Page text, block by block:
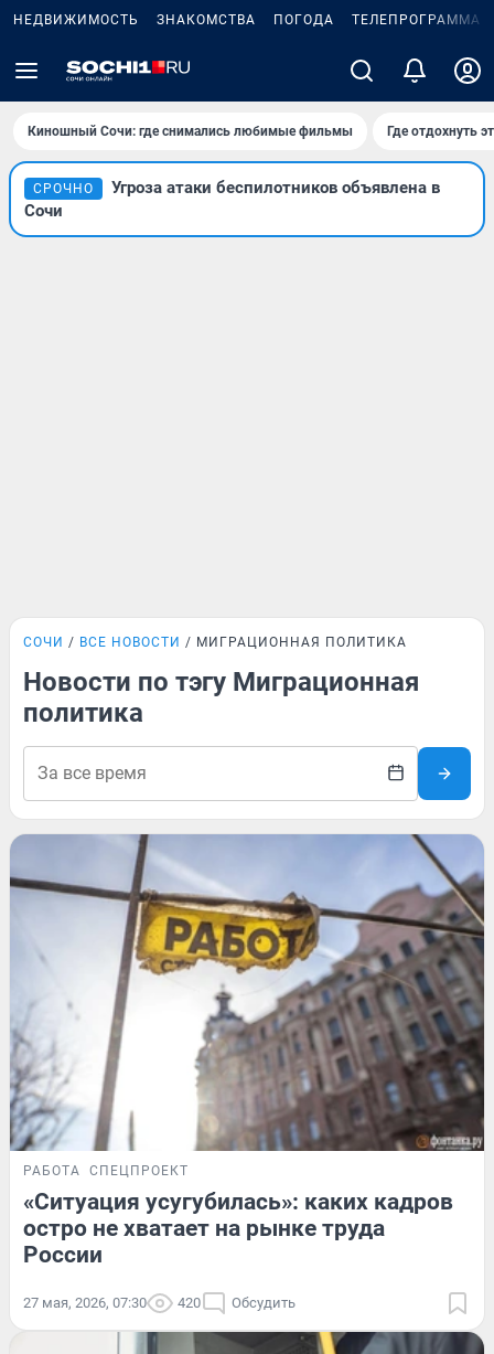
НЕДВИЖИМОСТЬ ЗНАКОМСТВА ПОГОДА ТЕЛЕПРОГРАММА
Киношный Сочи: где снимались любимые фильмы Где отдохнуть
СРОЧНО
Угроза атаки беспилотников объявлена в
Сочи
СОЧИ ВСЕ НОВОСТИ МИГРАЦИОННАЯ ПОЛИТИКА
Новости по тэгу Миграционная
политика
РАБОТА СПЕЦПРОЕКТ
«Ситуация усугубилась»: каких кадров
остро не хватает на рынке труда
России
27 мая, 2026, 07:30 420 Обсудить